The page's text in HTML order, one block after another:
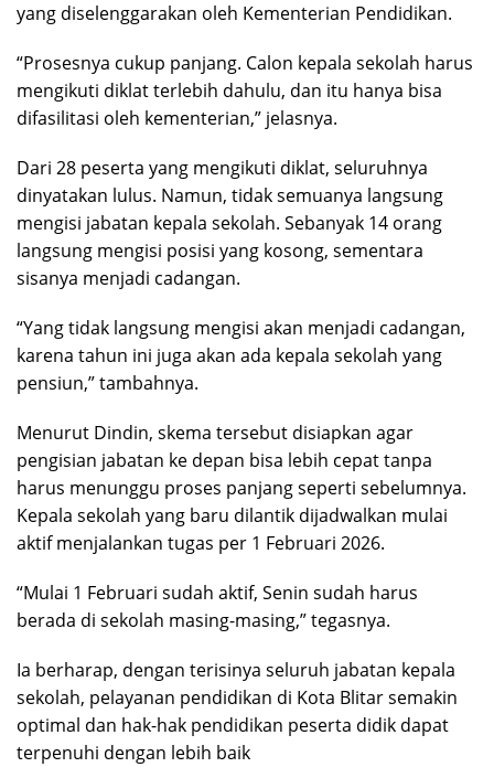
yang diselenggarakan oleh Kementerian Pendidikan.
“Prosesnya cukup panjang. Calon kepala sekolah harus
mengikuti diklat terlebih dahulu, dan itu hanya bisa
difasilitasi oleh kementerian,” jelasnya.
Dari 28 peserta yang mengikuti diklat, seluruhnya
dinyatakan lulus. Namun, tidak semuanya langsung
mengisi jabatan kepala sekolah. Sebanyak 14 orang
langsung mengisi posisi yang kosong, sementara
sisanya menjadi cadangan.
“Yang tidak langsung mengisi akan menjadi cadangan,
karena tahun ini juga akan ada kepala sekolah yang
pensiun,” tambahnya.
Menurut Dindin, skema tersebut disiapkan agar
pengisian jabatan ke depan bisa lebih cepat tanpa
harus menunggu proses panjang seperti sebelumnya.
Kepala sekolah yang baru dilantik dijadwalkan mulai
aktif menjalankan tugas per 1 Februari 2026.
“Mulai 1 Februari sudah aktif, Senin sudah harus
berada di sekolah masing-masing,” tegasnya.
Ia berharap, dengan terisinya seluruh jabatan kepala
sekolah, pelayanan pendidikan di Kota Blitar semakin
optimal dan hak-hak pendidikan peserta didik dapat
terpenuhi dengan lebih baik